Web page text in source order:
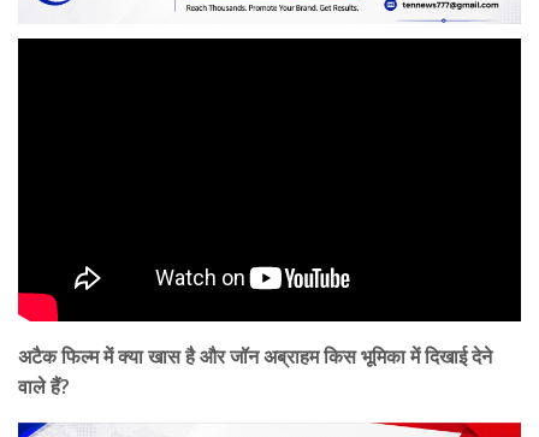
अटैक फिल्म में क्या खास है और जॉन अब्राहम किस भूमिका में दिखाई देने
वाले हैं?